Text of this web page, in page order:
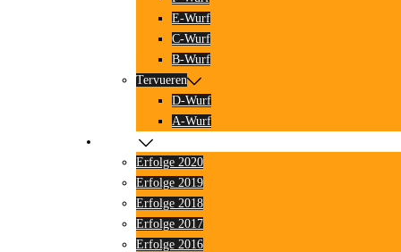
E-Wurf
C-Wurf
B-Wurf
Tervueren
D-Wurf
A-Wurf
Erfolge 2020
Erfolge 2019
Erfolge 2018
Erfolge 2017
Erfolge 2016